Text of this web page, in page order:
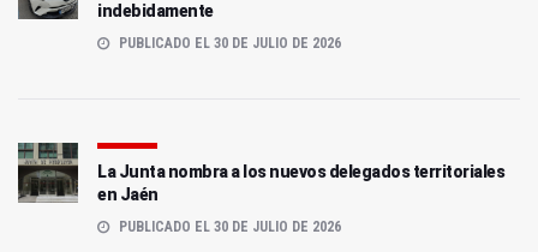
indebidamente
PUBLICADO EL 30 DE JULIO DE 2026
La Junta nombra a los nuevos delegados territoriales
en Jaén
PUBLICADO EL 30 DE JULIO DE 2026